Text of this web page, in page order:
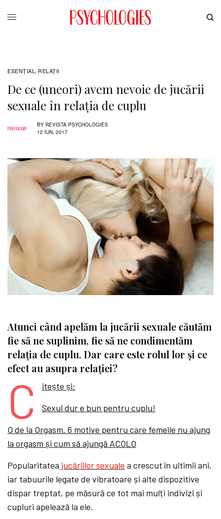
ESENȚIAL , RELAŢII
De ce (uneori) avem nevoie de jucării
sexuale în relația de cuplu
BY REVISTA PSYCHOLOGIES
12 IUN. 2017
Atunci când apelăm la jucării sexuale căutăm
fie să ne suplinim, fie să ne condimentăm
relația de cuplu. Dar care este rolul lor și ce
efect au asupra relației?
C
itește și:
Sexul dur e bun pentru cuplu!
O de la Orgasm. 6 motive pentru care femeile nu ajung
la orgasm și cum să ajungă ACOLO
Popularitatea jucăriilor sexuale a crescut în ultimii ani,
iar tabuurile legate de vibratoare și alte dispozitive
dispar treptat, pe măsură ce tot mai mulți indivizi și
cupluri apelează la ele.